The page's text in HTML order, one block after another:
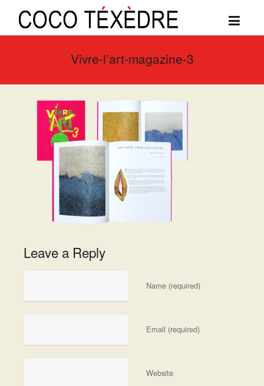
Vivre-l’art-magazine-3
Leave a Reply
Name (required)
Email (required)
Website